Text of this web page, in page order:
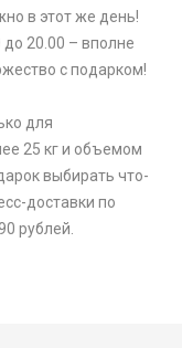
в этот же день!
20.00 – вполне
с подарком!
для
25 кг и объемом
выбирать что-
доставки по
рублей.